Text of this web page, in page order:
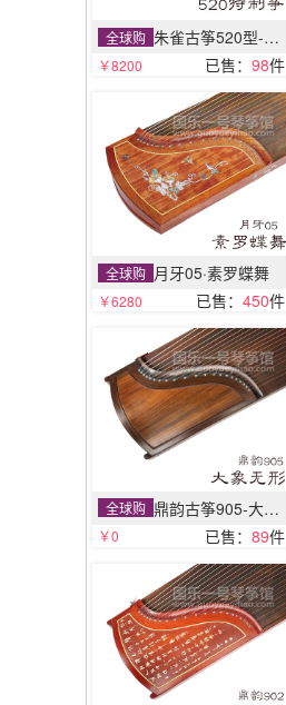
全球购 朱雀古筝520型-特制筝
￥8200 已售： 98件
全球购 月牙05·素罗蝶舞
￥6280 已售： 450件
全球购 鼎韵古筝905-大象无形
￥0 已售： 89件